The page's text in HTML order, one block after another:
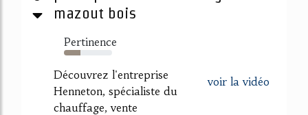
mazout bois
Pertinence
34%
voir la vidéo
Découvrez l'entreprise
Henneton, spécialiste du
chauffage, vente